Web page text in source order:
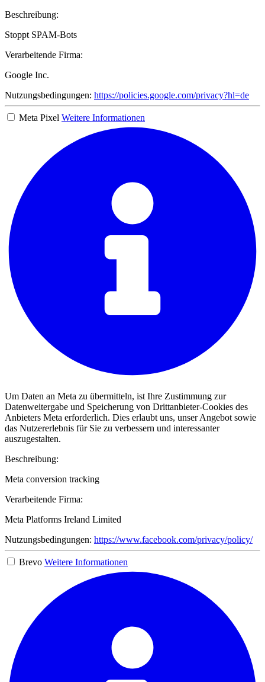
Beschreibung:
Stoppt SPAM-Bots
Verarbeitende Firma:
Google Inc.
Nutzungsbedingungen: https://policies.google.com/privacy?hl=de
Meta Pixel Weitere Informationen
Um Daten an Meta zu übermitteln, ist Ihre Zustimmung zur
Datenweitergabe und Speicherung von Drittanbieter-Cookies des
Anbieters Meta erforderlich. Dies erlaubt uns, unser Angebot sowie
das Nutzererlebnis für Sie zu verbessern und interessanter
auszugestalten.
Beschreibung:
Meta conversion tracking
Verarbeitende Firma:
Meta Platforms Ireland Limited
Nutzungsbedingungen: https://www.facebook.com/privacy/policy/
Brevo Weitere Informationen